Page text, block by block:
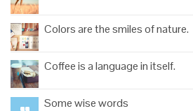
Colors are the smiles of nature.
Coffee is a language in itself.
Some wise words